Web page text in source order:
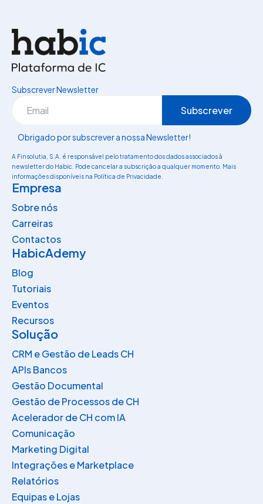
Subscrever Newsletter
Obrigado por subscrever a nossa Newsletter!
A Finsolutia, S.A. é responsável pelo tratamento dos dados associados à
newsletter do Habic. Pode cancelar a subscrição a qualquer momento. Mais
informações disponíveis na Política de Privacidade.
Empresa
Sobre nós
Carreiras
Contactos
HabicAdemy
Blog
Tutoriais
Eventos
Recursos
Solução
CRM e Gestão de Leads CH​
APIs Bancos​
Gestão Documental
Gestão de Processos de CH​
Acelerador de CH com IA
Comunicação​
Marketing Digital​
Integrações e Marketplace
Relatórios
Equipas e Lojas